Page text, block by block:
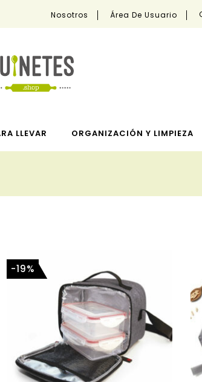
Nosotros Área De Usuario
LLEVAR ORGANIZACIÓN Y LIMPIEZA
-19%